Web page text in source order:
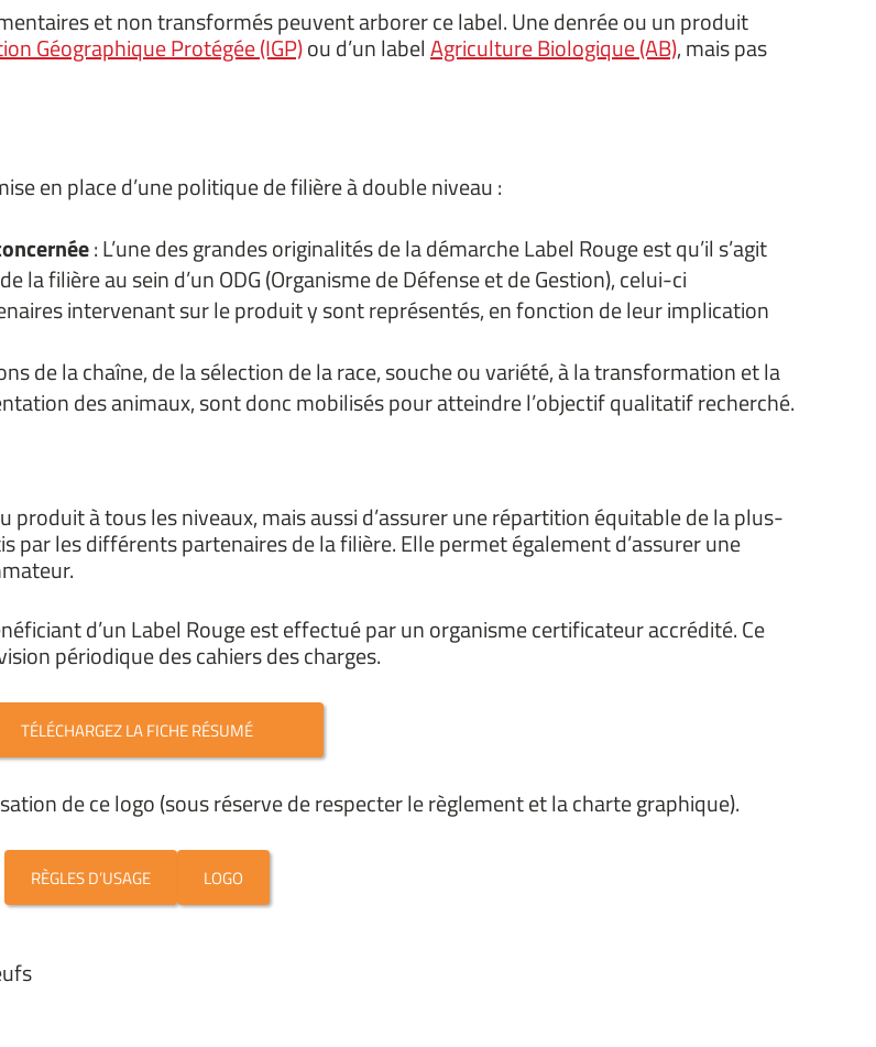
et non transformés peuvent arborer ce label. Une denrée ou un produit
Géographique Protégée (IGP)ou d’un labelAgriculture Biologique (AB), mais pas
en place d’une politique de filière à double niveau :
:L’une des grandes originalités de la démarche Label Rouge est qu’il s’agit
filière au sein d’un ODG (Organisme de Défense et de Gestion), celui-ci
intervenant sur le produit y sont représentés, en fonction de leur implication
de la chaîne, de la sélection de la race, souche ou variété, à la transformation et la
des animaux, sont donc mobilisés pour atteindre l’objectif qualitatif recherché.
à tous les niveaux, mais aussi d’assurer une répartition équitable de la plus-
les différents partenaires de la filière. Elle permet également d’assurer une
d’un Label Rouge est effectué par un organisme certificateur accrédité. Ce
périodique des cahiers des charges.
TÉLÉCHARGEZ LA FICHE RÉSUMÉ
de ce logo (sous réserve de respecter le règlement et la charte graphique).
RÈGLES D’USAGE LOGO